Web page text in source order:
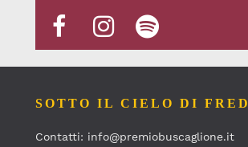
SOTTO IL CIELO DI FRED
Contatti: info@premiobuscaglione.it